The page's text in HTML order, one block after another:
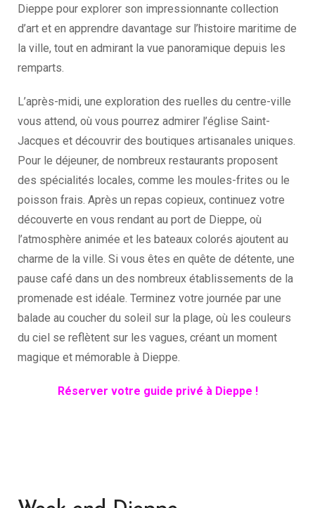
Dieppe pour explorer son impressionnante collection
d’art et en apprendre davantage sur l’histoire maritime de
la ville, tout en admirant la vue panoramique depuis les
remparts.
L’après-midi, une exploration des ruelles du centre-ville
vous attend, où vous pourrez admirer l’église Saint-
Jacques et découvrir des boutiques artisanales uniques.
Pour le déjeuner, de nombreux restaurants proposent
des spécialités locales, comme les moules-frites ou le
poisson frais. Après un repas copieux, continuez votre
découverte en vous rendant au port de Dieppe, où
l’atmosphère animée et les bateaux colorés ajoutent au
charme de la ville. Si vous êtes en quête de détente, une
pause café dans un des nombreux établissements de la
promenade est idéale. Terminez votre journée par une
balade au coucher du soleil sur la plage, où les couleurs
du ciel se reflètent sur les vagues, créant un moment
magique et mémorable à Dieppe.
Réserver votre guide privé à Dieppe !